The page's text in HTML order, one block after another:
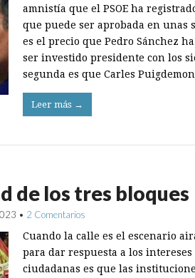
amnistía que el PSOE ha
que puede ser aprobada en unas
es el precio que Pedro Sánchez
ser investido presidente con los
segunda es que Carles
Leer más →
de los tres bloques
• 2 Comentarios
Cuando la calle es el escenario
para dar respuesta a los
ciudadanas es que las